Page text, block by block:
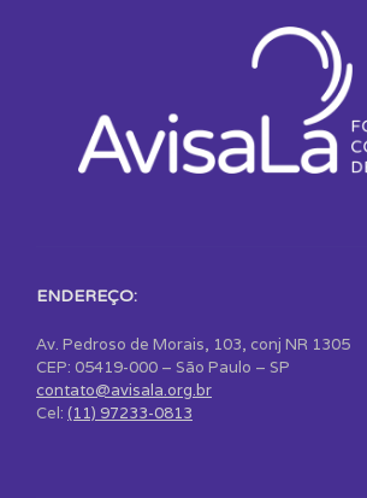
ENDEREÇO:
Av. Pedroso de Morais, 103, conj NR 1305
CEP: 05419-000 – São Paulo – SP
contato@avisala.org.br
Cel: (11) 97233-0813